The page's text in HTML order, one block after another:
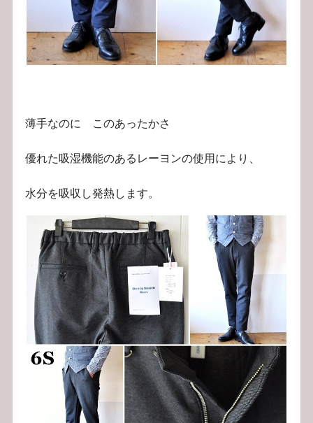
薄手なのに このあったかさ
優れた吸湿機能のあるレーヨンの使用により、
水分を吸収し発熱します。